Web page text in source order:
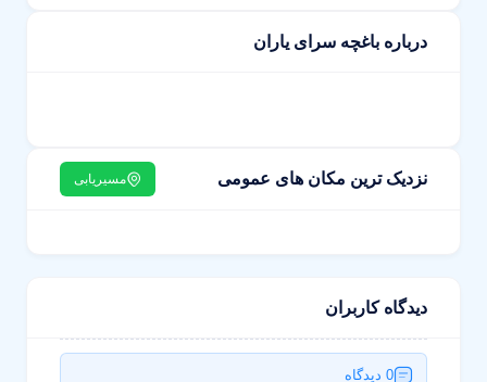
درباره باغچه سرای یاران
نزدیک ترین مکان های عمومی مسیریابی
دیدگاه کاربران
0 دیدگاه